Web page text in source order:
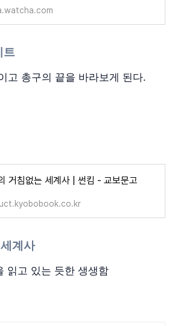
트
총구의 끝을 바라보게 된다.
거침없는 세계사 | 썬킴 - 교보문고
계사
고 있는 듯한 생생함